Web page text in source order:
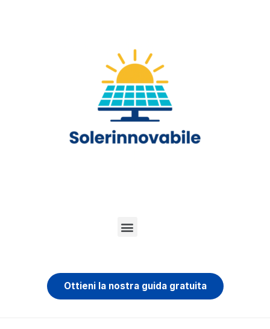
Ottieni la nostra guida gratuita